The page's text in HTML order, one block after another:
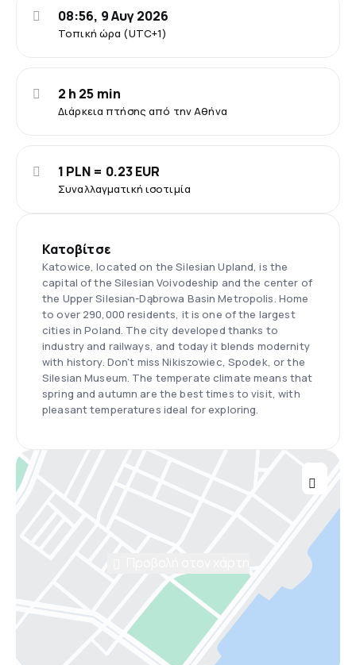
Τοπική ώρα (UTC+1)
08:56, 9 Αυγ 2026
Διάρκεια πτήσης από την Αθήνα
2 h 25 min
Συναλλαγματική ισοτιμία
1 PLN = 0.23 EUR
Κατοβίτσε
Katowice, located on the Silesian Upland, is the
capital of the Silesian Voivodeship and the center of
the Upper Silesian-Dąbrowa Basin Metropolis. Home
to over 290,000 residents, it is one of the largest
cities in Poland. The city developed thanks to
industry and railways, and today it blends modernity
with history. Don't miss Nikiszowiec, Spodek, or the
Silesian Museum. The temperate climate means that
spring and autumn are the best times to visit, with
pleasant temperatures ideal for exploring.